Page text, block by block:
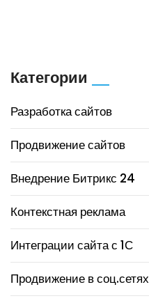
Категории
Разработка сайтов
Продвижение сайтов
Внедрение Битрикс 24
Контекстная реклама
Интеграции сайта с 1С
Продвижение в соц.сетях